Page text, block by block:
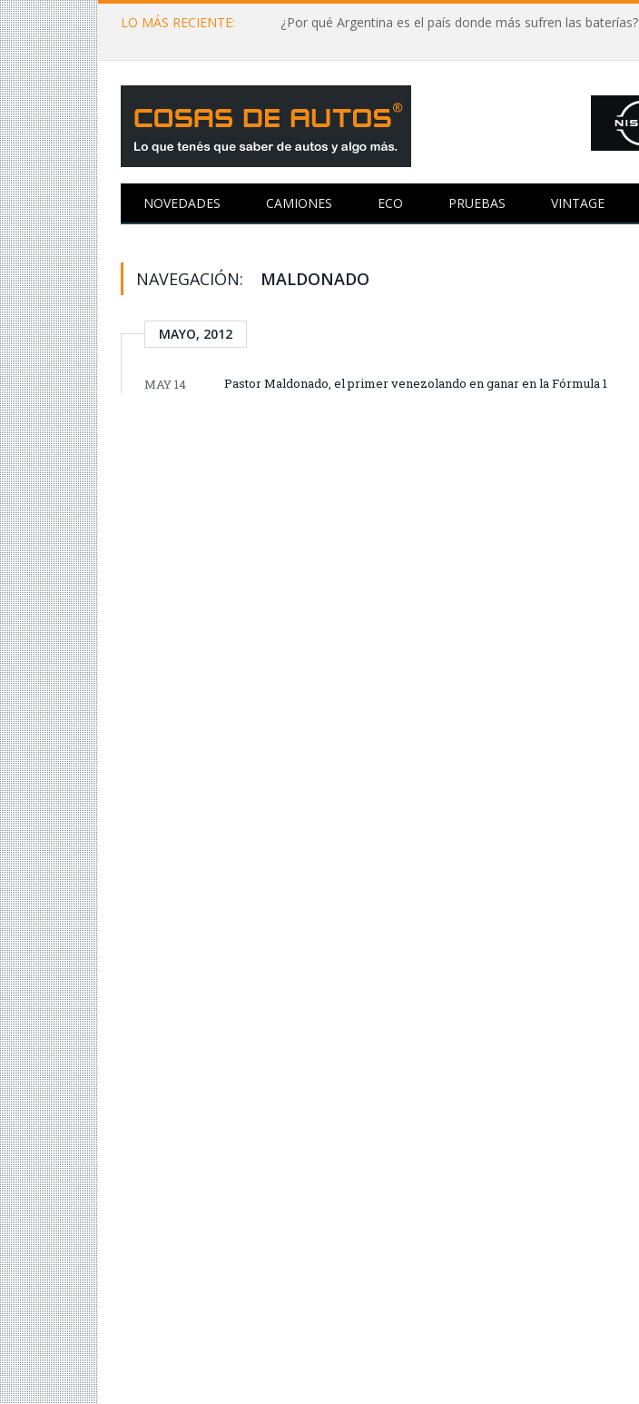
LO MÁS RECIENTE: ¿Por qué Argentina es el país donde más sufren las baterías?
NOVEDADES CAMIONES ECO PRUEBAS VINTAGE
NAVEGACIÓN: MALDONADO
MAYO, 2012
MAY 14 Pastor Maldonado, el primer venezolando en ganar en la Fórmula 1